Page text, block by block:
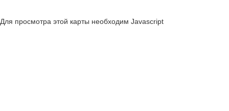
Для просмотра этой карты необходим Javascript